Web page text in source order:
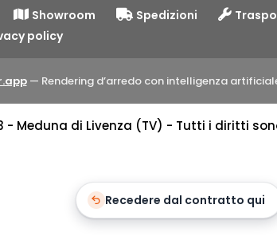
Showroom Spedizioni
policy
— Rendering d’arredo con intelligenza
- Meduna di Livenza (TV) - Tutti i diritti
Recedere dal contratto qui